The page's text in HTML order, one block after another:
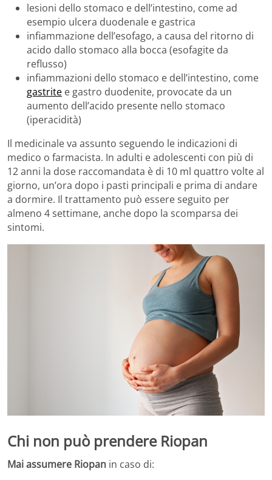
lesioni dello stomaco e dell’intestino, come ad
esempio ulcera duodenale e gastrica
infiammazione dell’esofago, a causa del ritorno di
acido dallo stomaco alla bocca (esofagite da
reflusso)
infiammazioni dello stomaco e dell’intestino, come
gastrite e gastro duodenite, provocate da un
aumento dell’acido presente nello stomaco
(iperacidità)
Il medicinale va assunto seguendo le indicazioni di
medico o farmacista. In adulti e adolescenti con più di
12 anni la dose raccomandata è di 10 ml quattro volte al
giorno, un’ora dopo i pasti principali e prima di andare
a dormire. Il trattamento può essere seguito per
almeno 4 settimane, anche dopo la scomparsa dei
sintomi.
Chi non può prendere Riopan
Mai assumere Riopan in caso di: